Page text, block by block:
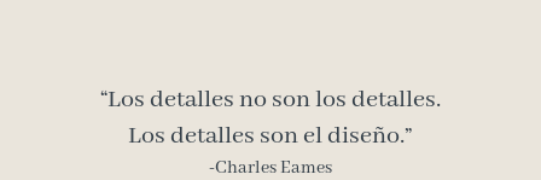
“Los detalles no son los detalles.
Los detalles son el diseño.”
-Charles Eames